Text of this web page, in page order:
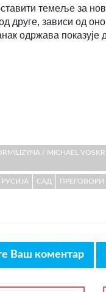
темеље за
друге, зависи од
одржава показује
/ MICHAEL
РУСИЈА САД ПРЕГОВОРИ
Ваш коментар